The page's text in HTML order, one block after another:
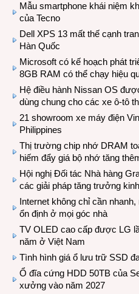
Mẫu smartphone khái niệm
của Tecno
Dell XPS 13 mất thế cạnh
Hàn Quốc
Microsoft có kế hoạch phát
8GB RAM có thể chạy hiệu
Hệ điều hành Nissan OS
dùng chung cho các xe ô-tô
21 showroom xe máy điện
Philippines
Thị trường chip nhớ DRAM
hiếm đẩy giá bộ nhớ tăng
Hội nghị Đối tác Nhà hàng
các giải pháp tăng trưởng
Internet không chỉ cần
ổn định ở mọi góc nhà
TV OLED cao cấp được LG
năm ở Việt Nam
Tình hình giá ổ lưu trữ SSD
Ổ đĩa cứng HDD 50TB của
xưởng vào năm 2027